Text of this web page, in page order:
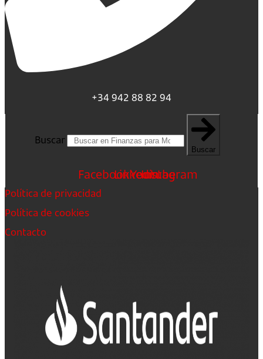
+34 942 88 82 94
Buscar
Buscar
FacebookLinkedin
Youtube
Instagram
Política de privacidad
Política de cookies
Contacto